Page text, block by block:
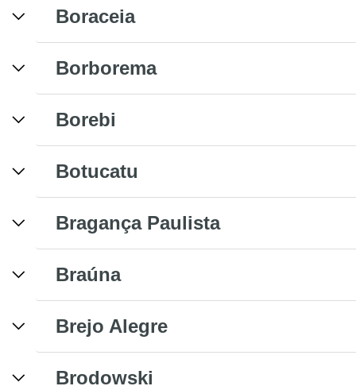
Boraceia
Borborema
Borebi
Botucatu
Bragança Paulista
Braúna
Brejo Alegre
Brodowski